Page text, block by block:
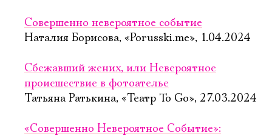
Совершенно невероятное событие
Наталия Борисова, «Porusski.me», 1.04.2024
Сбежавший жених, или Невероятное
происшествие в фотоателье
Татьяна Ратькина, «Театр To Go», 27.03.2024
«Совершенно Невероятное Событие»: